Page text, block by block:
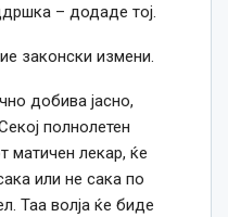
– додаде тој.
законски измени.
добива јасно,
полнолетен
матичен лекар, ќе
или не сака по
Таа волја ќе биде